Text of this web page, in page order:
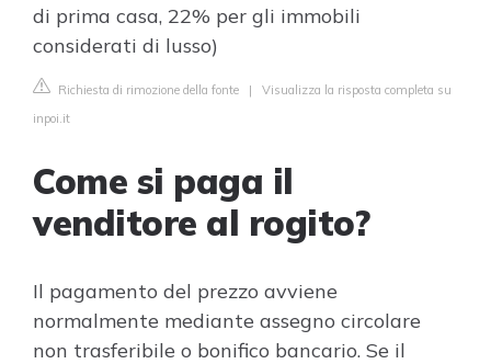
di prima casa, 22% per gli immobili
considerati di lusso)
Richiesta di rimozione della fonte | Visualizza la risposta completa su
inpoi.it
Come si paga il
venditore al rogito?
Il pagamento del prezzo avviene
normalmente mediante assegno circolare
non trasferibile o bonifico bancario. Se il